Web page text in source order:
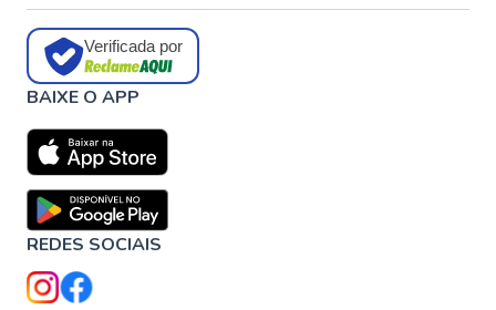
Verificada por
BAIXE O APP
REDES SOCIAIS